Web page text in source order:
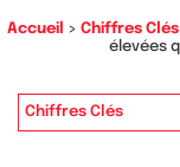
Accueil > Chiffres Clés
élevées
Chiffres Clés